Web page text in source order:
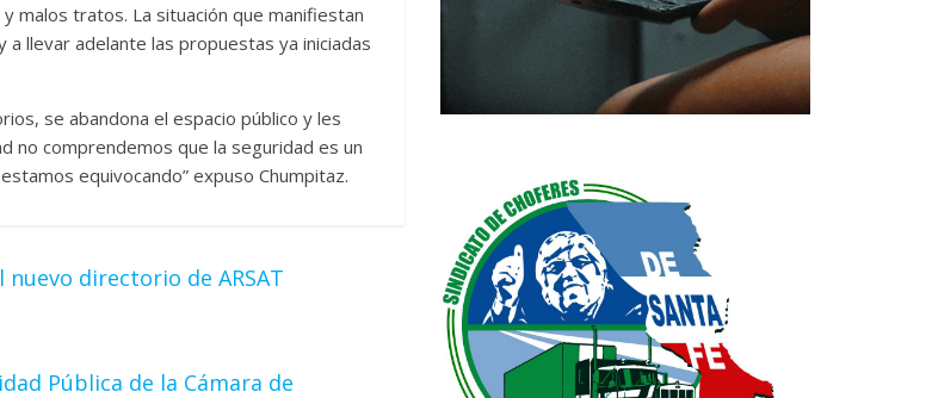
malos tratos. La situación que manifiestan
llevar adelante las propuestas ya iniciadas
se abandona el espacio público y les
no comprendemos que la seguridad es un
equivocando” expuso Chumpitaz.
directorio de ARSAT
Pública de la Cámara de